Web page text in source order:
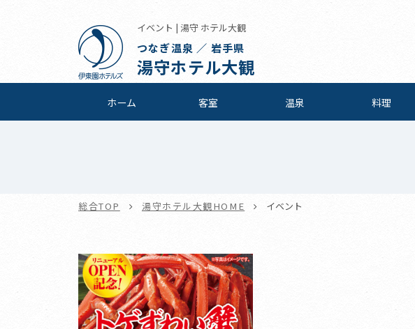
イベント | 湯守 ホテル大観
つなぎ温泉 ／ 岩手県
湯守ホテル大観
ホーム 客室 温泉 料理
総合TOP 湯守ホテル大観HOME イベント